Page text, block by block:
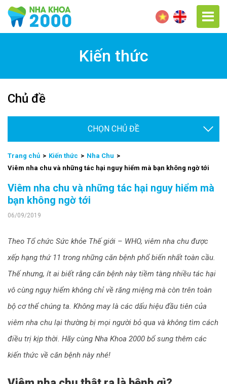
Kiến thức
Chủ đề
Trang chủ Kiến thức
Nha Chu
Viêm nha chu và những tác hại nguy hiểm mà bạn không ngờ tới
Viêm nha chu và những tác hại nguy hiểm mà
bạn không ngờ tới
06/09/2019
Theo Tổ chức Sức khỏe Thế giới – WHO, viêm nha chu được
xếp hạng thứ 11 trong những căn bệnh phổ biến nhất toàn cầu.
Thế nhưng, ít ai biết rằng căn bệnh này tiềm tàng nhiều tác hại
vô cùng nguy hiểm không chỉ về răng miệng mà còn trên toàn
bộ cơ thể chúng ta. Không may là các dấu hiệu đầu tiên của
viêm nha chu lại thường bị mọi người bỏ qua và không tìm cách
điều trị kịp thời. Hãy cùng Nha Khoa 2000 bổ sung thêm các
kiến thức về căn bệnh này nhé!